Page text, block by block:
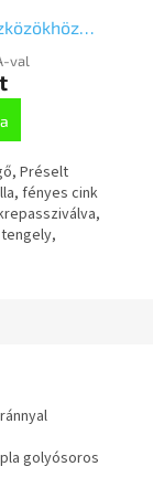
piros
val
Préselt
fényes cink
golyósoros